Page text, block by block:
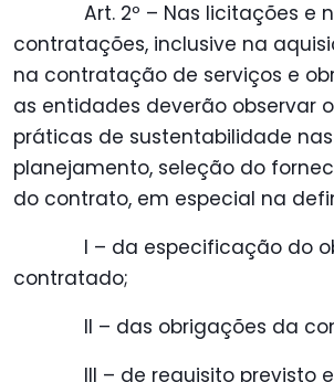
Art. 2º – Nas licitações e
contratações, inclusive na
na contratação de serviços e
as entidades deverão observar
práticas de sustentabilidade
planejamento, seleção do
do contrato, em especial na
I – da especificação do
contratado;
II – das obrigações da
III – de requisito previsto